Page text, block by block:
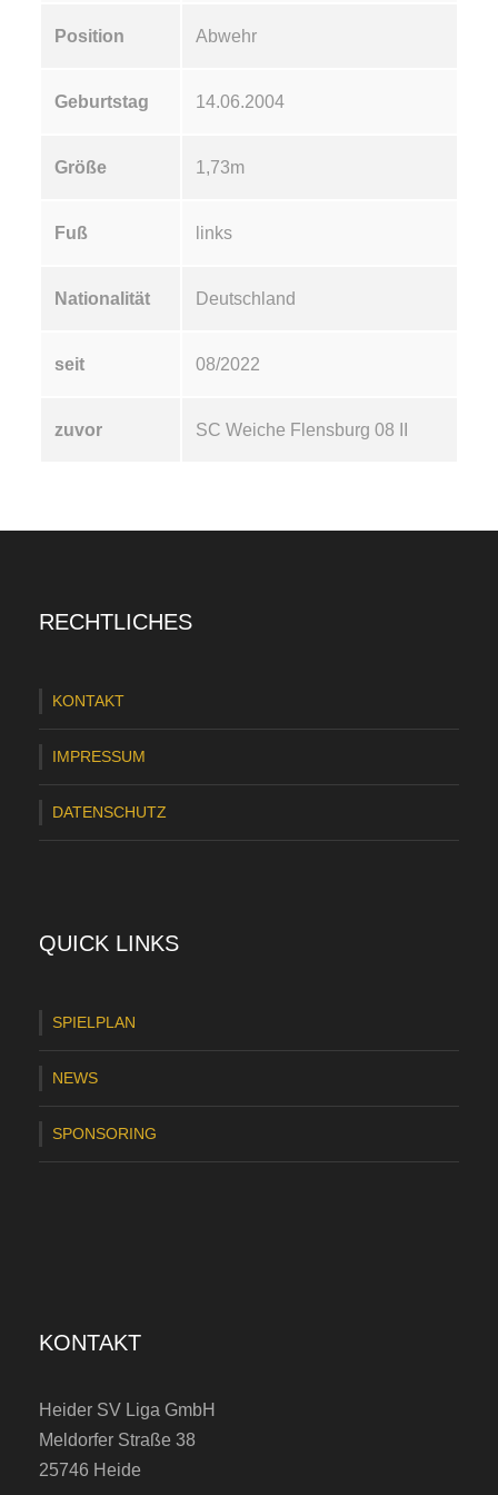
Position Abwehr
Geburtstag 14.06.2004
Größe 1,73m
Fuß links
Nationalität Deutschland
seit 08/2022
zuvor SC Weiche Flensburg 08 II
RECHTLICHES
KONTAKT
IMPRESSUM
DATENSCHUTZ
QUICK LINKS
SPIELPLAN
NEWS
SPONSORING
KONTAKT
Heider SV Liga GmbH
Meldorfer Straße 38
25746 Heide